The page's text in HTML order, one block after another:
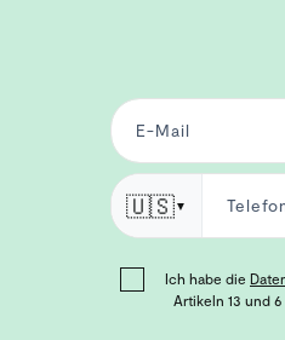
🇺🇸▼
Ich habe die
Artikeln 13 und